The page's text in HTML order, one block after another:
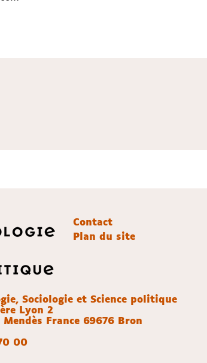
Contact
Plan du site
Sociologie et Science politique
Lyon 2
Mendès France 69676 Bron
00